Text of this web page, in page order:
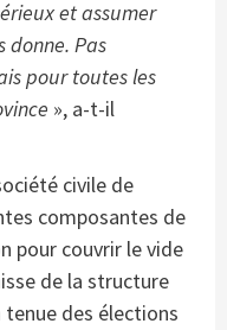
et assumer
donne. Pas
pour toutes les
», a-t-il
civile de
composantes de
pour couvrir le vide
de la structure
tenue des élections